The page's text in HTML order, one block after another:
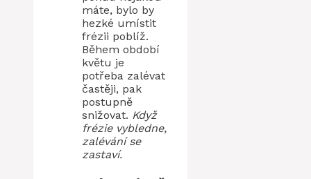
máte, bylo by
hezké umístit
frézii poblíž.
Během období
květu je
potřeba zalévat
častěji, pak
postupně
snižovat. Když
frézie vybledne,
zalévání se
zastaví.